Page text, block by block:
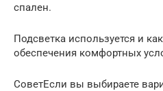
спален.
Подсветка используется и
обеспечения комфортных
СоветЕсли вы выбираете